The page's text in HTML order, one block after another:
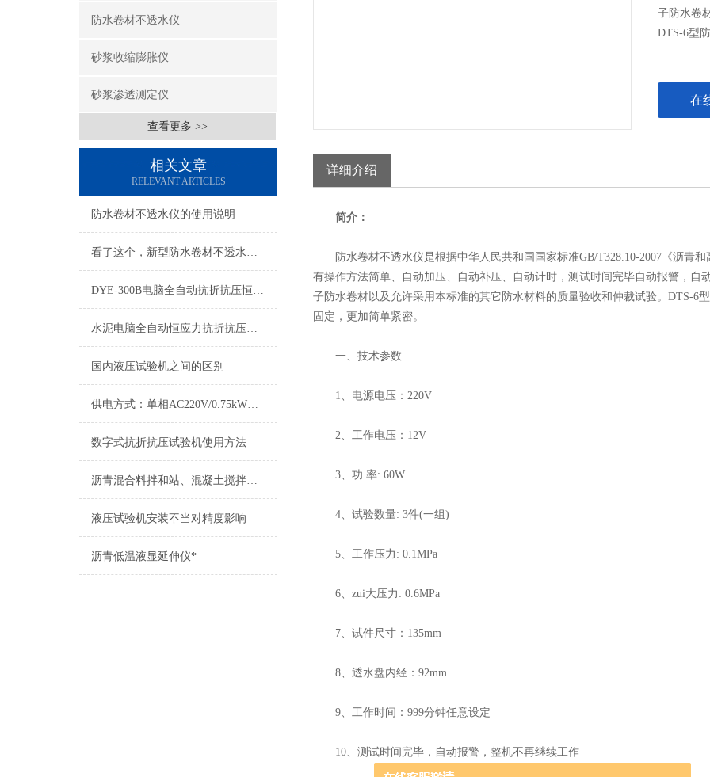
防水卷材不透水仪
砂浆收缩膨胀仪
砂浆渗透测定仪
查看更多 >>
相关文章
RELEVANT ARTICLES
防水卷材不透水仪的使用说明
看了这个，新型防水卷材不透水仪的使用不在话下
DYE-300B电脑全自动抗折抗压恒应力试验机全新报价
水泥电脑全自动恒应力抗折抗压试验机更新换代
国内液压试验机之间的区别
供电方式：单相AC220V/0.75kW电液伺服微机控制压力试验机
数字式抗折抗压试验机使用方法
沥青混合料拌和站、混凝土搅拌站、砂浆搅拌站仪器汇总
液压试验机安装不当对精度影响
沥青低温液显延伸仪*
子防水卷
DTS-6型
在
详细介绍
简介：
防水卷材不透水仪是根据中华人民共和国国家标准GB/T328.10-2007《沥青
有操作方法简单、自动加压、自动补压、自动计时，测试时间完毕自动报警，
子防水卷材以及允许采用本标准的其它防水材料的质量验收和仲裁试验。DTS-6
固定，更加简单紧密。
一、技术参数
1、电源电压：220V
2、工作电压：12V
3、功 率: 60W
4、试验数量: 3件(一组)
5、工作压力: 0.1MPa
6、zui大压力: 0.6MPa
7、试件尺寸：135mm
8、透水盘内经：92mm
9、工作时间：999分钟任意设定
10、测试时间完毕，自动报警，整机不再继续工作